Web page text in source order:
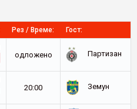
Рез / Време: Гост:
oдложено
Партизан
20:00
Земун